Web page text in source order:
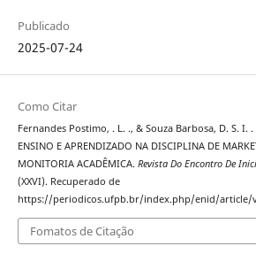
Publicado
2025-07-24
Como Citar
Fernandes Postimo, . L. ., & Souza Barbosa, D. S. I. .
ENSINO E APRENDIZADO NA DISCIPLINA DE
MONITORIA ACADÊMICA. Revista Do Encontro De
(XXVI). Recuperado de
https://periodicos.ufpb.br/index.php/enid/article/
Fomatos de Citação